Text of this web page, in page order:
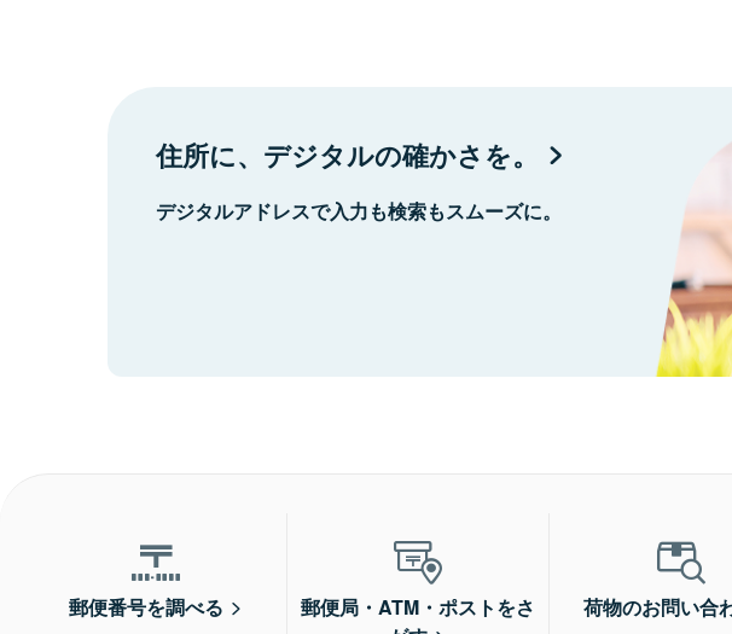
住所に、デジタルの確かさを。
デジタルアドレスで入力も検索もスムーズに。
郵便番号を調べる
郵便局・ATM・ポストをさ
荷物のお問い合